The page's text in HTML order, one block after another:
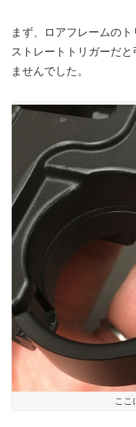
まず、ロアフレームの
ストレートトリガーだ
ませんでした。
ここ